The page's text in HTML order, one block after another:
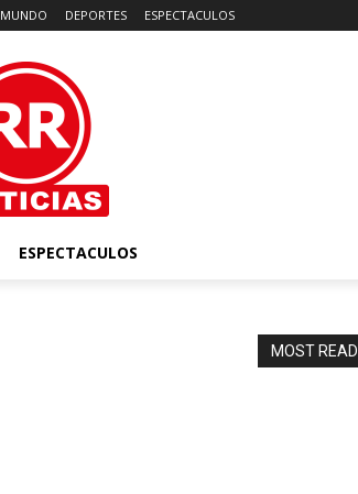
MUNDO DEPORTES ESPECTACULOS
ESPECTACULOS
MOST READ